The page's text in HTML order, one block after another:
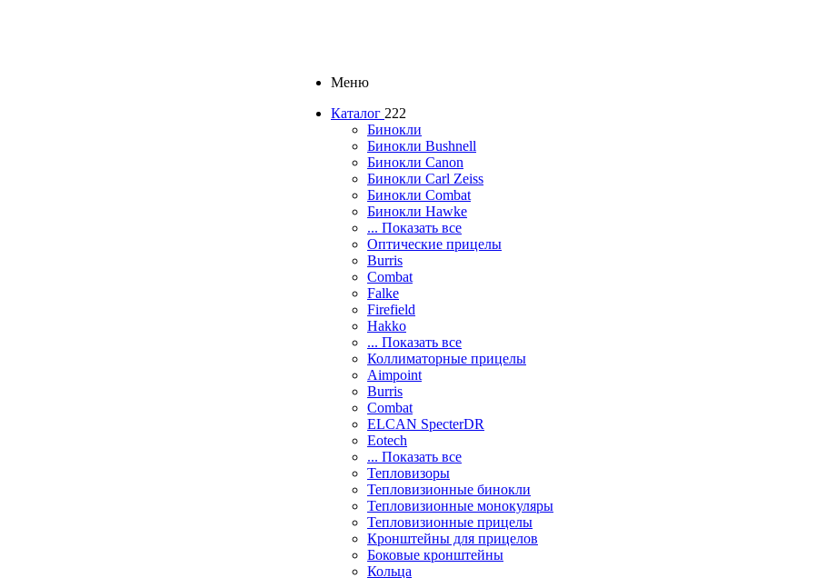
Меню
Каталог 222
Бинокли
Бинокли Bushnell
Бинокли Canon
Бинокли Carl Zeiss
Бинокли Combat
Бинокли Hawke
... Показать все
Оптические прицелы
Burris
Combat
Falke
Firefield
Hakko
... Показать все
Коллиматорные прицелы
Aimpoint
Burris
Combat
ELCAN SpecterDR
Eotech
... Показать все
Тепловизоры
Тепловизионные бинокли
Тепловизионные монокуляры
Тепловизионные прицелы
Кронштейны для прицелов
Боковые кронштейны
Кольца